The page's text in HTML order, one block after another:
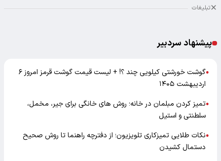
تبلیغات
پیشنهاد سردبیر
●
گوشت خورشتی کیلویی چند ؟! + لیست قیمت گوشت قرمز امروز ۶
اردیبهشت ۱۴۰۵
●تمیز کردن مبلمان در خانه؛ روش های خانگی برای جیر، مخمل،
سلطنتی و استیل
●نکات طلایی تمیزکاری تلویزیون؛ از دفترچه راهنما تا روش صحیح
دستمال کشیدن